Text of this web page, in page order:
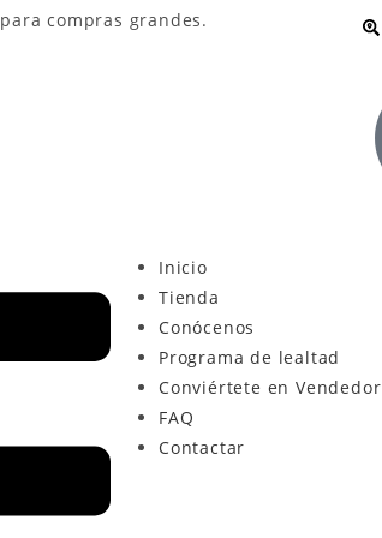
para compras grandes.
Inicio
Tienda
Conócenos
Programa de lealtad
Conviértete en Vendedor
FAQ
Contactar